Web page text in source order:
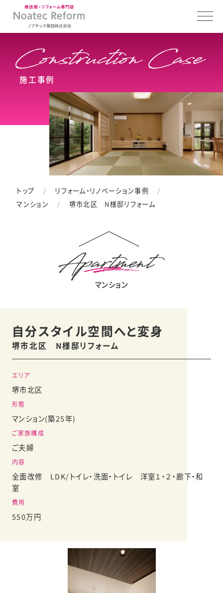
施工事例
トップ
リフォーム・リノベーション事例
マンション
堺市北区 N様邸リフォーム
マンション
自分スタイル空間へと変身
堺市北区 N様邸リフォーム
エリア
堺市北区
形態
マンション(築25年)
ご家族構成
ご夫婦
内容
全面改修 LDK/トイレ・洗面・トイレ 洋室１・２・廊下・和
室
費用
550万円